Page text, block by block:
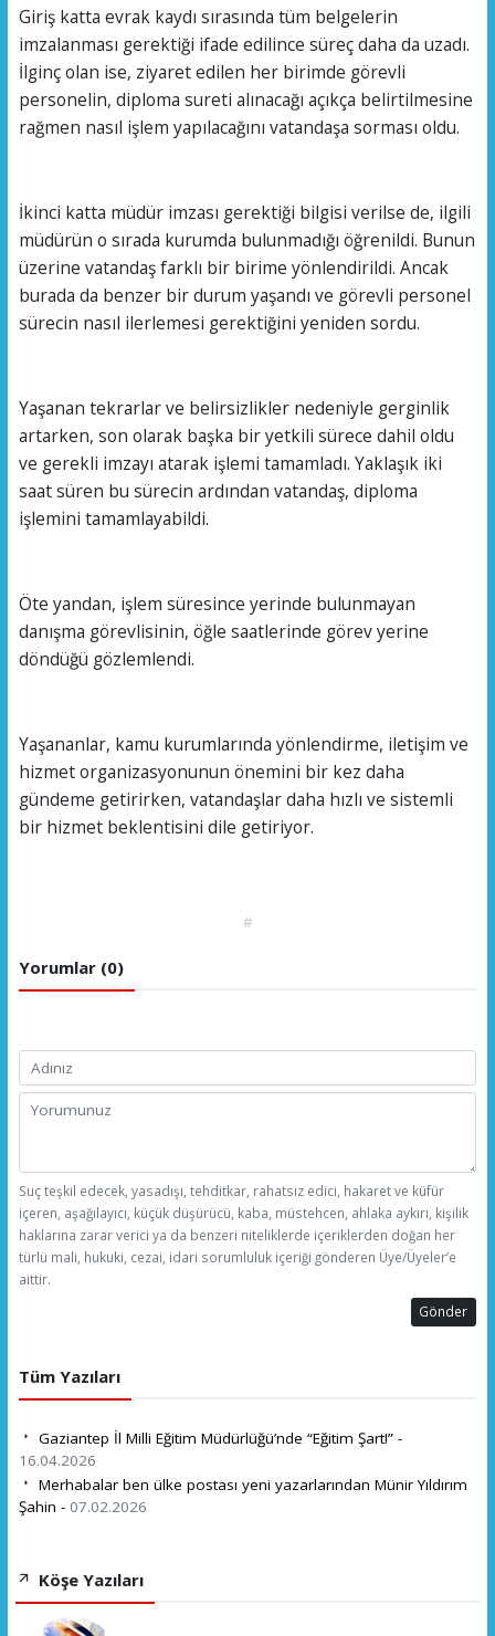
Giriş katta evrak kaydı sırasında tüm belgelerin
imzalanması gerektiği ifade edilince süreç daha da uzadı.
İlginç olan ise, ziyaret edilen her birimde görevli
personelin, diploma sureti alınacağı açıkça belirtilmesine
rağmen nasıl işlem yapılacağını vatandaşa sorması oldu.
İkinci katta müdür imzası gerektiği bilgisi verilse de, ilgili
müdürün o sırada kurumda bulunmadığı öğrenildi. Bunun
üzerine vatandaş farklı bir birime yönlendirildi. Ancak
burada da benzer bir durum yaşandı ve görevli personel
sürecin nasıl ilerlemesi gerektiğini yeniden sordu.
Yaşanan tekrarlar ve belirsizlikler nedeniyle gerginlik
artarken, son olarak başka bir yetkili sürece dahil oldu
ve gerekli imzayı atarak işlemi tamamladı. Yaklaşık iki
saat süren bu sürecin ardından vatandaş, diploma
işlemini tamamlayabildi.
Öte yandan, işlem süresince yerinde bulunmayan
danışma görevlisinin, öğle saatlerinde görev yerine
döndüğü gözlemlendi.
Yaşananlar, kamu kurumlarında yönlendirme, iletişim ve
hizmet organizasyonunun önemini bir kez daha
gündeme getirirken, vatandaşlar daha hızlı ve sistemli
bir hizmet beklentisini dile getiriyor.
#
Yorumlar (0)
Suç teşkil edecek, yasadışı, tehditkar, rahatsız edici, hakaret ve küfür
içeren, aşağılayıcı, küçük düşürücü, kaba, müstehcen, ahlaka aykırı, kişilik
haklarına zarar verici ya da benzeri niteliklerde içeriklerden doğan her
türlü mali, hukuki, cezai, idari sorumluluk içeriği gönderen Üye/Üyeler’e
aittir.
Gönder
Tüm Yazıları
Gaziantep İl Milli Eğitim Müdürlüğü’nde “Eğitim Şart!” -
16.04.2026
Merhabalar ben ülke postası yeni yazarlarından Münir Yıldırım
Şahin - 07.02.2026
Köşe Yazıları